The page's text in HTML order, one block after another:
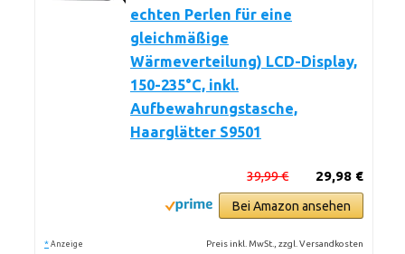
echten Perlen für eine
gleichmäßige
Wärmeverteilung) LCD-Display,
150-235°C, inkl.
Aufbewahrungstasche,
Haarglätter S9501
29,98 €
39,99 €
Bei Amazon ansehen
* Anzeige Preis inkl. MwSt., zzgl. Versandkosten